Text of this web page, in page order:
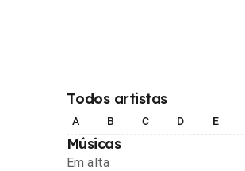
Todos artistas
A B C D E
Músicas
Em alta